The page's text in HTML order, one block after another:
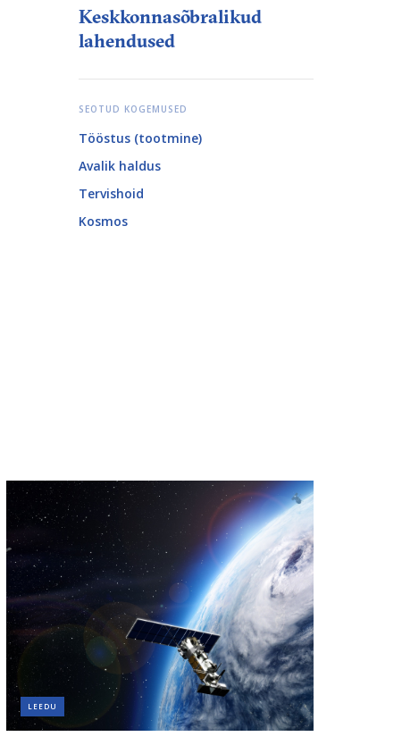
Keskkonnasõbralikud
lahendused
SEOTUD KOGEMUSED
Tööstus (tootmine)
Avalik haldus
Tervishoid
Kosmos
LEEDU